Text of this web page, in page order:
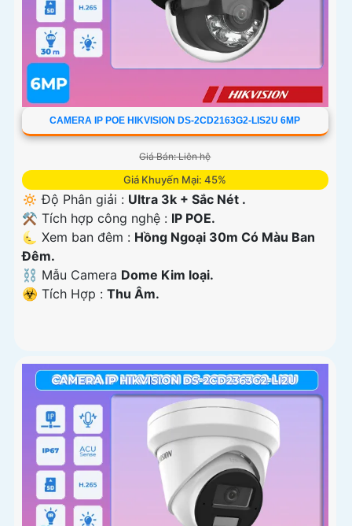
CAMERA IP POE HIKVISION DS-2CD2163G2-LIS2U 6MP
Giá Bán: Liên hệ
Giá Khuyến Mại: 45%
🔅 Độ Phân giải : Ultra 3k + Sắc Nét .
⚒ Tích hợp công nghệ : IP POE.
🌜 Xem ban đêm : Hồng Ngoại 30m Có Màu Ban
Ðêm.
⛓ Mẫu Camera Dome Kim loại.
️☣️ Tích Hợp : Thu Âm.